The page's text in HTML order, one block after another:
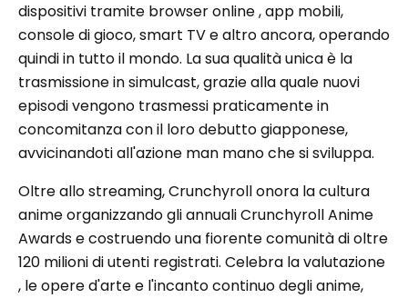
dispositivi tramite browser online , app mobili,
console di gioco, smart TV e altro ancora, operando
quindi in tutto il mondo. La sua qualità unica è la
trasmissione in simulcast, grazie alla quale nuovi
episodi vengono trasmessi praticamente in
concomitanza con il loro debutto giapponese,
avvicinandoti all'azione man mano che si sviluppa.
Oltre allo streaming, Crunchyroll onora la cultura
anime organizzando gli annuali Crunchyroll Anime
Awards e costruendo una fiorente comunità di oltre
120 milioni di utenti registrati. Celebra la valutazione
, le opere d'arte e l'incanto continuo degli anime,